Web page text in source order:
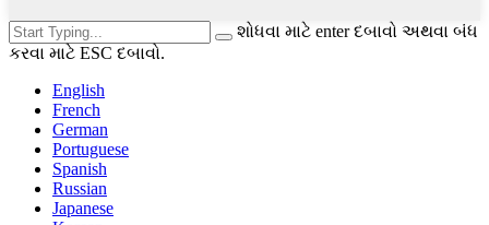
શોધવા માટે enter દબાવો અથવા બંધ
કરવા માટે ESC દબાવો.
English
French
German
Portuguese
Spanish
Russian
Japanese